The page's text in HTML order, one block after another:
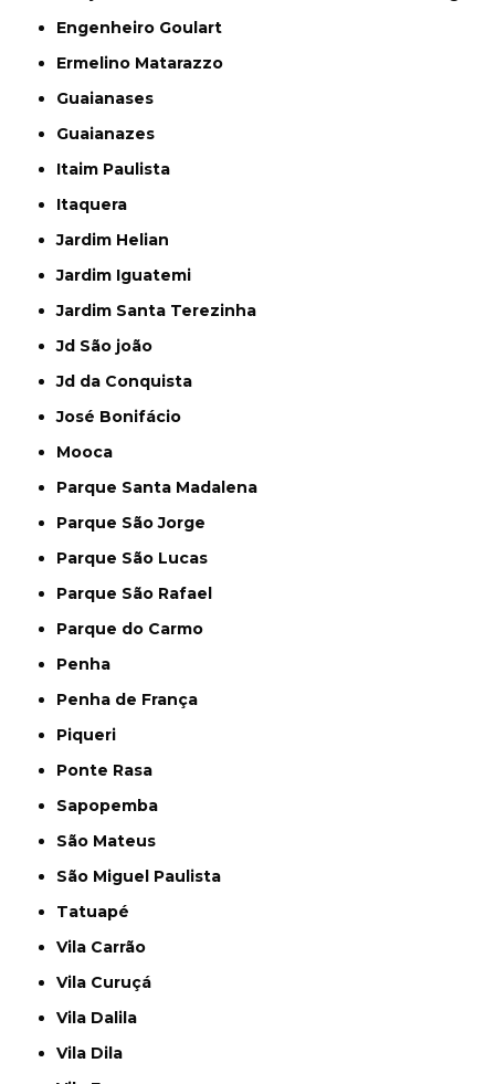
Engenheiro Goulart
Ermelino Matarazzo
Guaianases
Guaianazes
Itaim Paulista
Itaquera
Jardim Helian
Jardim Iguatemi
Jardim Santa Terezinha
Jd São joão
Jd da Conquista
José Bonifácio
Mooca
Parque Santa Madalena
Parque São Jorge
Parque São Lucas
Parque São Rafael
Parque do Carmo
Penha
Penha de França
Piqueri
Ponte Rasa
Sapopemba
São Mateus
São Miguel Paulista
Tatuapé
Vila Carrão
Vila Curuçá
Vila Dalila
Vila Dila